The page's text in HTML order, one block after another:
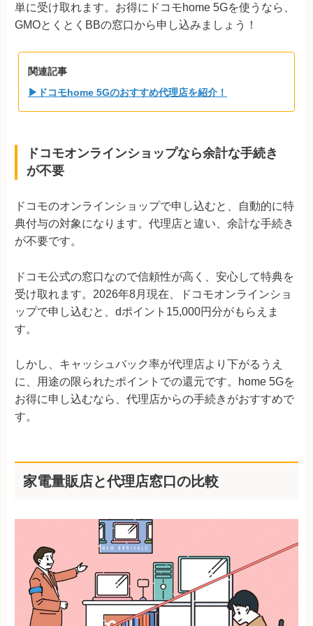
単に受け取れます。お得にドコモhome 5Gを使うなら、
GMOとくとくBBの窓口から申し込みましょう！
関連記事
▶ドコモhome 5Gのおすすめ代理店を紹介！
ドコモオンラインショップなら余計な手続き
が不要
ドコモのオンラインショップで申し込むと、自動的に特
典付与の対象になります。代理店と違い、余計な手続き
が不要です。
ドコモ公式の窓口なので信頼性が高く、安心して特典を
受け取れます。2026年8月現在、ドコモオンラインショ
ップで申し込むと、dポイント15,000円分がもらえま
す。
しかし、キャッシュバック率が代理店より下がるうえ
に、用途の限られたポイントでの還元です。home 5Gを
お得に申し込むなら、代理店からの手続きがおすすめで
す。
家電量販店と代理店窓口の比較